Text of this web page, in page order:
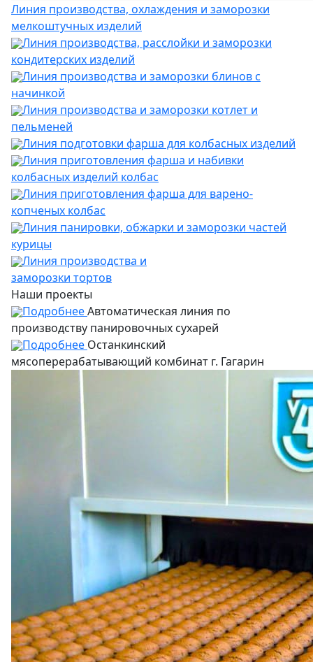
Линия производства, охлаждения и заморозки
мелкоштучных изделий
Линия производства, расслойки и заморозки
кондитерских изделий
Линия производства и заморозки блинов с
начинкой
Линия производства и заморозки котлет и
пельменей
Линия подготовки фарша для колбасных изделий
Линия приготовления фарша и набивки
колбасных изделий колбас
Линия приготовления фарша для варено-
копченых колбас
Линия панировки, обжарки и заморозки частей
курицы
Линия производства и
заморозки тортов
Наши проекты
ПодробнееАвтоматическая линия по
производству панировочных сухарей
Подробнее Останкинский
мясоперерабатывающий комбинат г. Гагарин